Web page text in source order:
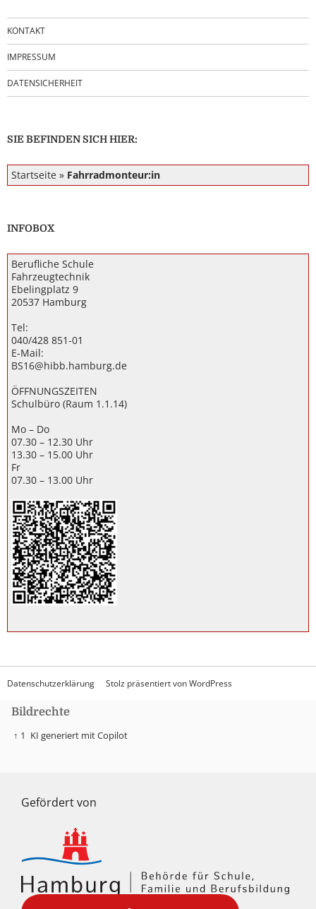
KONTAKT
IMPRESSUM
DATENSICHERHEIT
SIE BEFINDEN SICH HIER:
Startseite » Fahrradmonteur:in
INFOBOX
Berufliche Schule
Fahrzeugtechnik
Ebelingplatz 9
20537 Hamburg
Tel:
040/428 851-01
E-Mail:
BS16@hibb.hamburg.de
ÖFFNUNGSZEITEN
Schulbüro (Raum 1.1.14)
Mo – Do
07.30 – 12.30 Uhr
13.30 – 15.00 Uhr
Fr
07.30 – 13.00 Uhr
Datenschutzerklärung Stolz präsentiert von WordPress
Bildrechte
↑ 1 KI generiert mit Copilot
Gefördert von